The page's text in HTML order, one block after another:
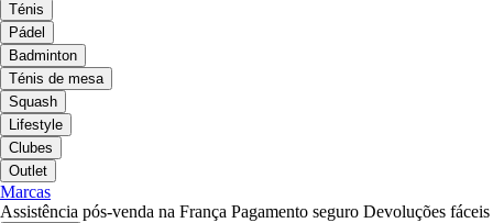
Ténis
Pádel
Badminton
Ténis de mesa
Squash
Lifestyle
Clubes
Outlet
Marcas
Assistência pós-venda na França Pagamento seguro Devoluções fáceis